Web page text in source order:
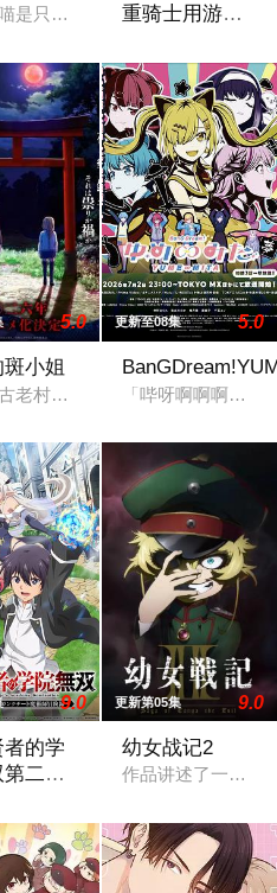
是只超爱抽烟的废物兽人！因为
重骑士用游戏
结晶释放出的神秘粒子“梅比乌
5.0
小姐
老村落的遗址深处，那一片禁止
更新至08集 5.0
「哔呀啊啊啊啊
9.0
的学
二回
冒险
更新第05集 9.0
幼女战记2
作品讲述了一位精